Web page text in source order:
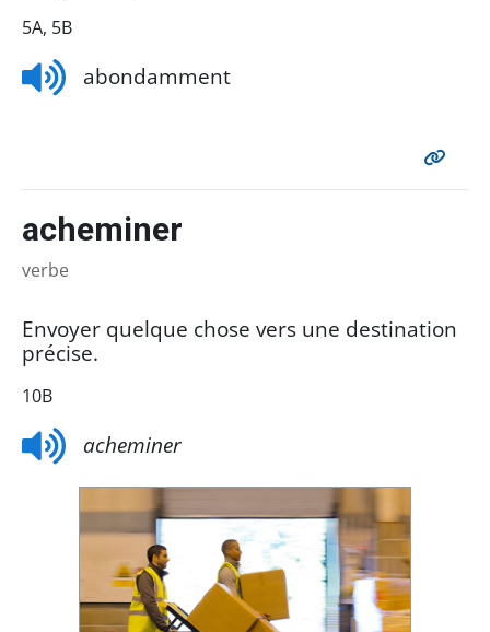
5A, 5B
abondamment
acheminer
verbe
Envoyer quelque chose vers une destination
précise.
10B
acheminer